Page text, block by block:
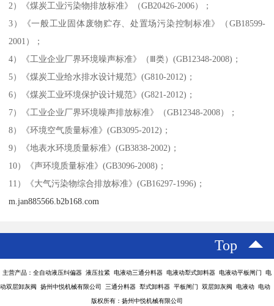
2）《煤炭工业污染物排放标准》（GB20426-2006）；
3）《一般工业固体废物贮存、处置场污染控制标准》（GB18599-
2001）；
4）《工业企业厂界环境噪声标准》（Ⅲ类）(GB12348-2008)；
5）《煤炭工业给水排水设计规范》(G810-2012)；
6）《煤炭工业环境保护设计规范》(G821-2012)；
7）《工业企业厂界环境噪声排放标准》（GB12348-2008）；
8）《环境空气质量标准》(GB3095-2012)；
9）《地表水环境质量标准》(GB3838-2002)；
10）《声环境质量标准》(GB3096-2008)；
11）《大气污染物综合排放标准》(GB16297-1996)；
m.jan885566.b2b168.com
Top
主营产品：全自动液压纠偏器 液压拉紧 电液动三通分料器 电液动犁式卸料器 电液动平板闸门 电
动双层卸灰阀 扬州中悦机械有限公司 三通分料器 犁式卸料器 平板闸门 双层卸灰阀 电液动 电动
版权所有：扬州中悦机械有限公司